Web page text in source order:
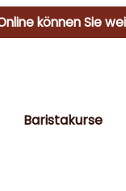
können Sie
Baristakurse